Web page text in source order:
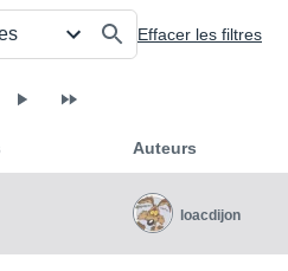
Effacer les filtres
Auteurs
loacdijon